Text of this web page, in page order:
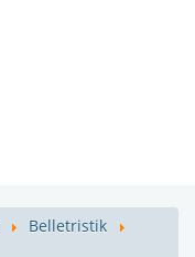
Belletristik